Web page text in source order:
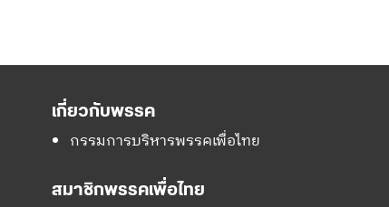
เกี่ยวกับพรรค
กรรมการบริหารพรรคเพื่อไทย
สมาชิกพรรคเพื่อไทย